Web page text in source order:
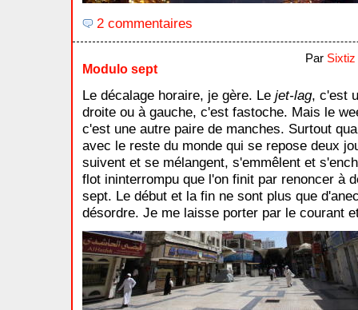
2 commentaires
Modulo sept
Par Sixtiz
Le décalage horaire, je gère. Le jet-lag, c'est
droite ou à gauche, c'est fastoche. Mais le
c'est une autre paire de manches. Surtout
avec le reste du monde qui se repose deux
suivent et se mélangent, s'emmêlent et
flot ininterrompu que l'on finit par renoncer à
sept. Le début et la fin ne sont plus que
désordre. Je me laisse porter par le courant